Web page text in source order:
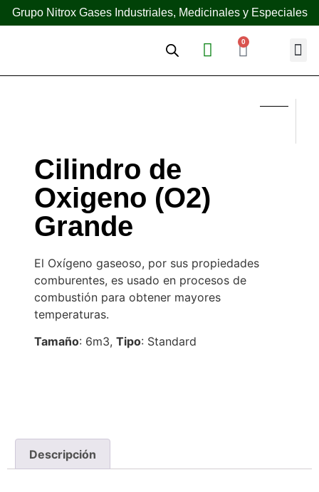
Grupo Nitrox Gases Industriales, Medicinales y Especiales
0
Cilindro de
Oxigeno (O2)
Grande
El Oxígeno gaseoso, por sus propiedades
comburentes, es usado en procesos de
combustión para obtener mayores
temperaturas.
Tamaño: 6m3, Tipo: Standard
Descripción